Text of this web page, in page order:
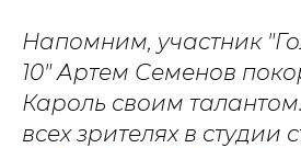
Напомним, участник
10" Артем Семенов
Кароль своим
всех зрителях в студии